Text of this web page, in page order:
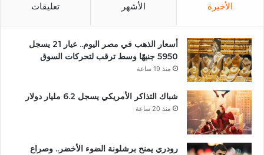
الأخيرة الأشهر تعليقات
أسعار الذهب في مصر اليوم.. عيار 21 يسجل
5950 جنيهًا وسط ترقب لتحركات السوق
منذ 19 ساعة
شباك التذاكر الأمريكي يسجل 6.2 مليار دولار
منذ 20 ساعة
رودري يمنح برشلونة الضوء الأخضر.. وصراع